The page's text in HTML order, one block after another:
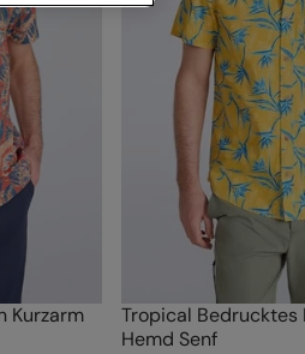
Kurzarm
Tropical Bedrucktes
Hemd Senf